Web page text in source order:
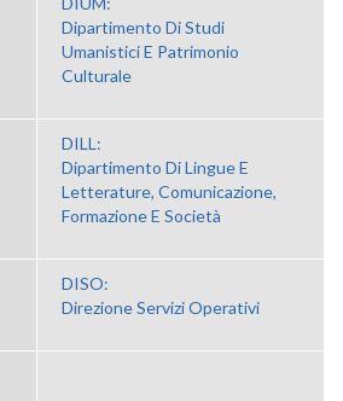
Dipartimento Di Studi
Umanistici E Patrimonio
Culturale
DILL:
Dipartimento Di Lingue E
Letterature, Comunicazione,
Formazione E Società
DISO:
Direzione Servizi Operativi